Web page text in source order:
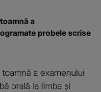
a
probele scrise
a examenului
orală la limba și